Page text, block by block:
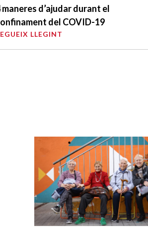
maneres d’ajudar durant el
del COVID-19
LLEGINT